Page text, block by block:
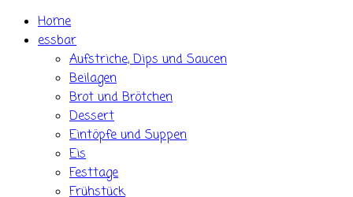
Skip Home
essbar
Aufstriche, Dips und Saucen
Beilagen
Brot und Brötchen
Dessert
Eintöpfe und Suppen
Eis
Festtage
Frühstück